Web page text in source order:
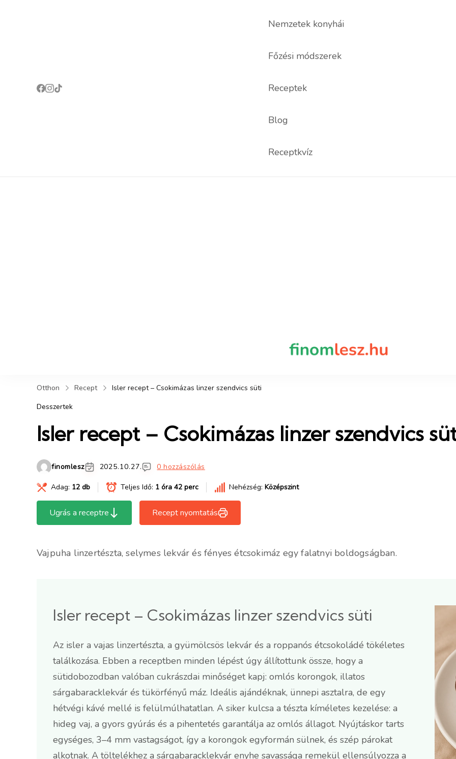
Nemzetek konyhái
Főzési módszerek
Receptek
Blog
Receptkvíz
Otthon Recept
Isler recept – Csokimázas linzer szendvics süti
Desszertek
Isler recept – Csokimázas linzer szendvics
finomlesz 2025.10.27. 0 hozzászólás
Adag: 12 db Teljes Idő: 1 óra 42 perc Nehézség: Középszint
Ugrás a receptre Recept nyomtatás
Vajpuha linzertészta, selymes lekvár és fényes étcsokimáz egy falatnyi boldogságban.
Isler recept – Csokimázas linzer szendvics süti
Az isler a vajas linzertészta, a gyümölcsös lekvár és a roppanós étcsokoládé tökéletes
találkozása. Ebben a receptben minden lépést úgy állítottunk össze, hogy a
sütidobozodban valóban cukrászdai minőséget kapj: omlós korongok, illatos
sárgabaracklekvár és tükörfényű máz. Ideális ajándéknak, ünnepi asztalra, de egy
hétvégi kávé mellé is felülmúlhatatlan. A siker kulcsa a tészta kíméletes kezelése: a
hideg vaj, a gyors gyúrás és a pihentetés garantálja az omlós állagot. Nyújtáskor tarts
egységes, 3–4 mm vastagságot, így a korongok egyformán sülnek, és szép párokat
alkotnak. A töltelékhez a sárgabaracklekvár enyhe savassága remekül ellensúlyozza a